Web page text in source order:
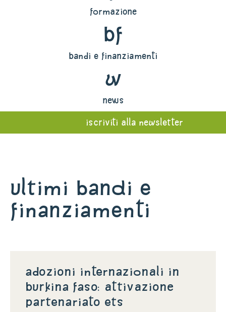
formazione
bf
bandi e finanziamenti
w
news
iscriviti alla newsletter
Ultimi bandi e
finanziamenti
Adozioni internazionali in
Burkina Faso: attivazione
partenariato ETS